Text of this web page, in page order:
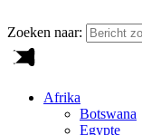
Zoeken naar:
Afrika
Botswana
Egypte